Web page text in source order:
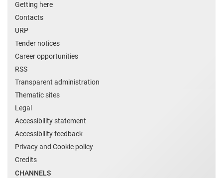
Getting here
Contacts
URP
Tender notices
Career opportunities
RSS
Transparent administration
Thematic sites
Legal
Accessibility statement
Accessibility feedback
Privacy and Cookie policy
Credits
CHANNELS